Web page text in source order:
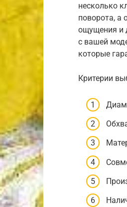
несколько
поворота, а
ощущения и
с вашей
которые
Критерии